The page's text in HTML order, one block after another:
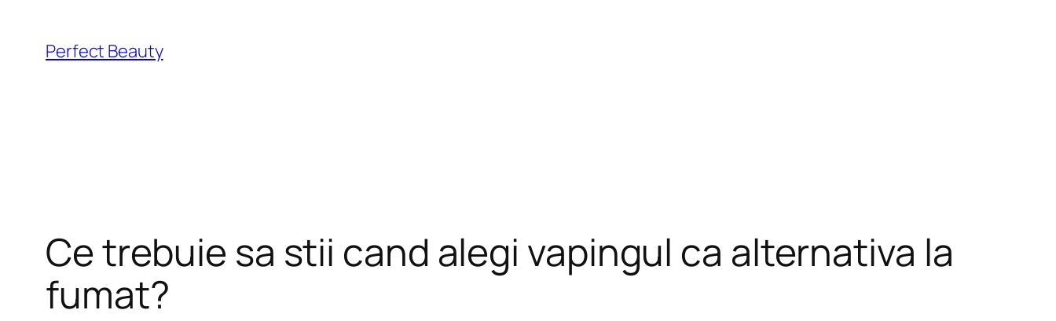
content
Perfect Beauty
Ce trebuie sa stii cand alegi vapingul ca alternativa la
fumat?